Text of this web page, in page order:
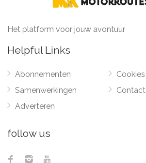
Het platform voor jouw avontuur
Helpful Links
Abonnementen
Samenwerkingen
Adverteren
Cookies
Contact
follow us